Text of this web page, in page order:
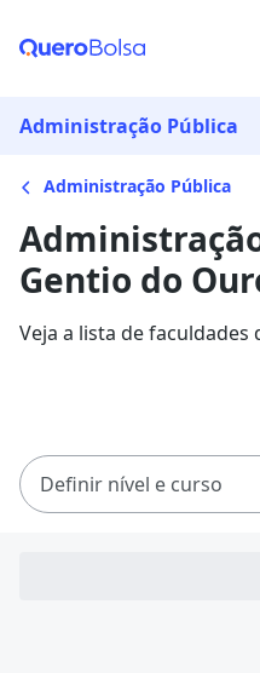
Administração Pública
Administração Pública
Gentio do
Veja a lista de
Definir nível e curso